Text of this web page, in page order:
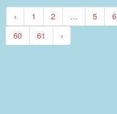
‹ 1 2 ... 5 6
60
61 ›